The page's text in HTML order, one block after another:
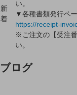
新
着
い。
▼各種書類発行ペ
https://receipt-
※ご注文の【受注
い。
ブログ